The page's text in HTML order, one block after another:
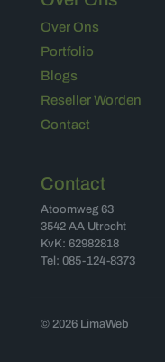
Over Ons
Portfolio
Blogs
Reseller Worden
Contact
Contact
Atoomweg 63
3542 AA Utrecht
KvK: 62982818
Tel: 085-124-8373
© 2026 LimaWeb